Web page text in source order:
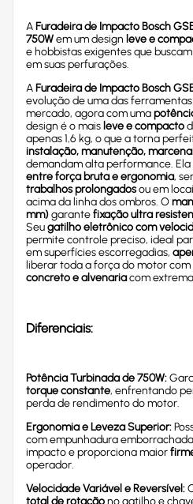
AFuradeira de Impacto Bosch GSB
750Wem um design leve e
e hobbistas exigentes que buscam
em suas perfurações.
AFuradeira de Impacto Bosch GSB
evolução de uma das
mercado, agora com uma
design é o mais leve e compacto
apenas 1,6 kg, o que a torna
instalação, manutenção,
demandam alta performance.
entre força bruta e ergonomia,
trabalhos prolongadosou em
acima da linha dos ombros. O
mm)garantefixação ultra
Seugatilho eletrônico com
permite controle preciso, ideal
em superfícies escorregadias,
liberar toda a força do motor com
concreto e alvenariacom
Diferenciais:
Potência Turbinada de 750W:
torque constante, enfrentando
perda de rendimento do motor.
Ergonomia e Leveza Superior:
com empunhadura
impacto e proporciona maior
operador.
Velocidade Variável e Reversível:
total de rotaçãono gatilho e